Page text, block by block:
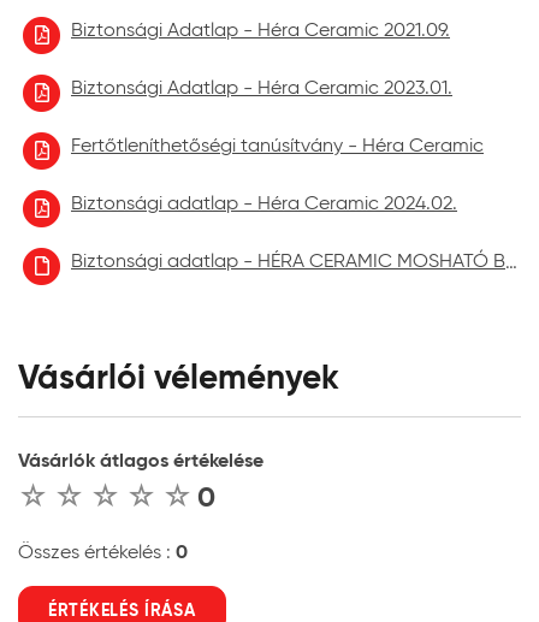
Biztonsági Adatlap - Héra Ceramic 2021.09.
Biztonsági Adatlap - Héra Ceramic 2023.01.
Fertőtleníthetőségi tanúsítvány - Héra Ceramic
Biztonsági adatlap - Héra Ceramic 2024.02.
Biztonsági adatlap - HÉRA CERAMIC MOSHATÓ BELTÉRI FALFESTÉK aktuális
Vásárlói vélemények
Vásárlók átlagos értékelése
0
Összes értékelés : 0
ÉRTÉKELÉS ÍRÁSA